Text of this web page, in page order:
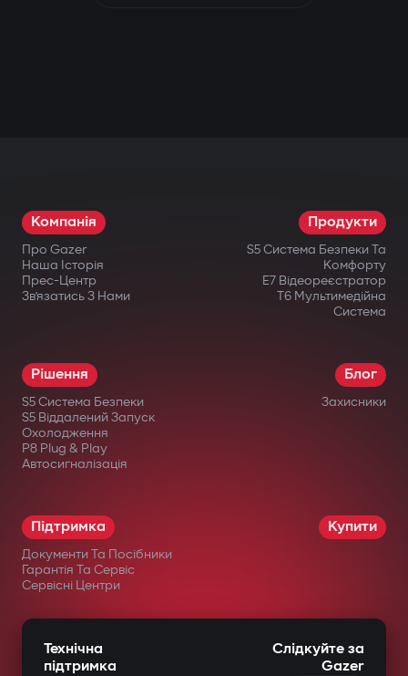
Компанія
Про Gazer
Наша Історія
Прес-Центр
Зв’язатись З Нами
Продукти
S5 Система Безпеки Та
Комфорту
E7 Відеореєстратор
T6 Мультимедійна
Система
Рішення
S5 Система Безпеки
S5 Віддалений Запуск
Охолодження
P8 Plug & Play
Автосигналізація
Блог
Захисники
Підтримка
Документи Та Посібники
Гарантія Та Сервіс
Сервісні Центри
Купити
Технічна
підтримка
Слідкуйте за
Gazer